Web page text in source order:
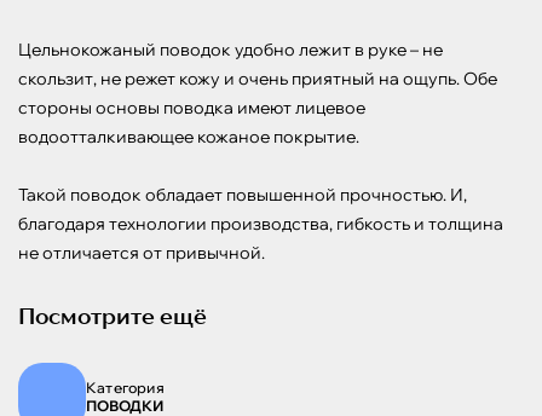
Цельнокожаный поводок удобно лежит в руке – не
скользит, не режет кожу и очень приятный на ощупь. Обе
стороны основы поводка имеют лицевое
водоотталкивающее кожаное покрытие.
Такой поводок обладает повышенной прочностью. И,
благодаря технологии производства, гибкость и толщина
не отличается от привычной.
Посмотрите ещё
Категория
ПОВОДКИ